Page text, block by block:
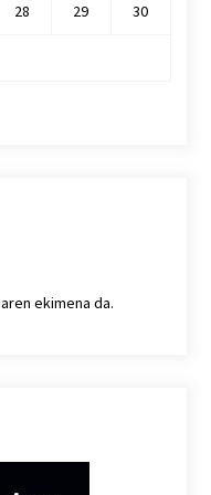
28 29 30
ekimena da.